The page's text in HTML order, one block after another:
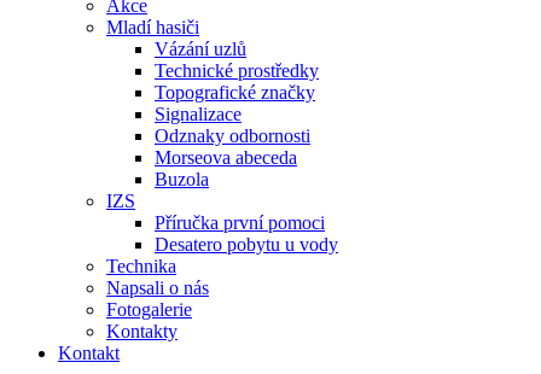
Akce
Mladí hasiči
Vázání uzlů
Technické prostředky
Topografické značky
Signalizace
Odznaky odbornosti
Morseova abeceda
Buzola
IZS
Příručka první pomoci
Desatero pobytu u vody
Technika
Napsali o nás
Fotogalerie
Kontakty
Kontakt